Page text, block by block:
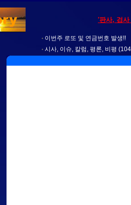
'판사, 검
이번주 로또 및 연금번호 발생!!
시사, 이슈, 칼럼, 평론, 비평